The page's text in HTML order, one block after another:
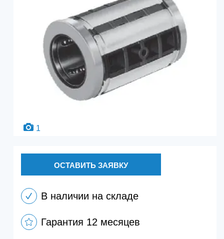
1
ОСТАВИТЬ ЗАЯВКУ
В наличии на складе
Гарантия 12 месяцев